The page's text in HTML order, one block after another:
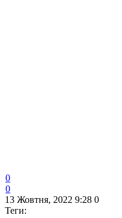
0
0
13 Жовтня, 2022 9:28 0
Теги: